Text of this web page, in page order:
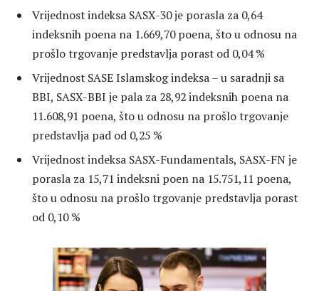
Vrijednost indeksa SASX-30 je porasla za 0,64
indeksnih poena na 1.669,70 poena, što u odnosu na
prošlo trgovanje predstavlja porast od 0,04 %
Vrijednost SASE Islamskog indeksa – u saradnji sa
BBI, SASX-BBI je pala za 28,92 indeksnih poena na
11.608,91 poena, što u odnosu na prošlo trgovanje
predstavlja pad od 0,25 %
Vrijednost indeksa SASX-Fundamentals, SASX-FN je
porasla za 15,71 indeksni poen na 15.751,11 poena,
što u odnosu na prošlo trgovanje predstavlja porast
od 0,10 %